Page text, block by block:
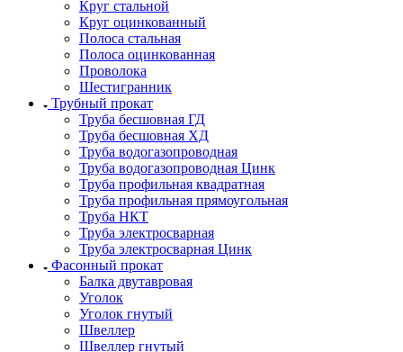
Круг стальной
Круг оцинкованный
Полоса стальная
Полоса оцинкованная
Проволока
Шестигранник
Трубный прокат
Труба бесшовная ГД
Труба бесшовная ХД
Труба водогазопроводная
Труба водогазопроводная Цинк
Труба профильная квадратная
Труба профильная прямоугольная
Труба НКТ
Труба электросварная
Труба электросварная Цинк
Фасонный прокат
Балка двутавровая
Уголок
Уголок гнутый
Швеллер
Швеллер гнутый